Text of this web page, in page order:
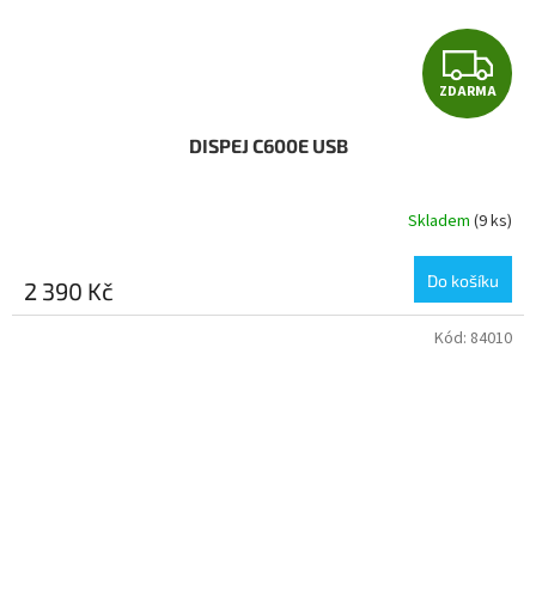
Z
D
R
M
A
ZDARMA
DISPEJ C600E USB
Skladem (9 ks)
2 390 Kč Do košíku
Kód: 84010